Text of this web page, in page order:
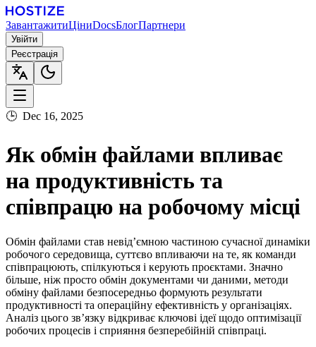
ЗавантажитиЦіниDocsБлогПартнери
Увійти
Реєстрація
🕒 Dec 16, 2025
Як обмін файлами впливає
на продуктивність та
співпрацю на робочому місці
Обмін файлами став невід’ємною частиною сучасної динаміки
робочого середовища, суттєво впливаючи на те, як команди
співпрацюють, спілкуються і керують проєктами. Значно
більше, ніж просто обмін документами чи даними, методи
обміну файлами безпосередньо формують результати
продуктивності та операційну ефективність у організаціях.
Аналіз цього зв’язку відкриває ключові ідеї щодо оптимізації
робочих процесів і сприяння безперебійній співпраці.